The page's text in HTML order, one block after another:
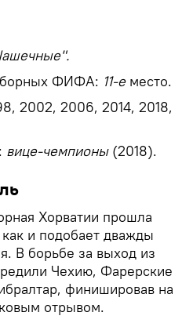
ФИФА: 11-еместо.
2002, 2006, 2014, 2018,
вице-чемпионы(2018).
Хорватии прошла
и подобает дважды
В борьбе за выход из
Чехию, Фарерские
финишировав на
отрывом.